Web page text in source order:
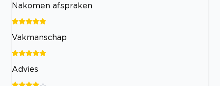
Nakomen afspraken
Vakmanschap
Advies